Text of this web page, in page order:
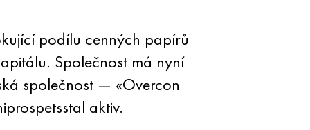
podílu cenných papírů
Společnost má nyní
společnost — «Overcon
aktiv.